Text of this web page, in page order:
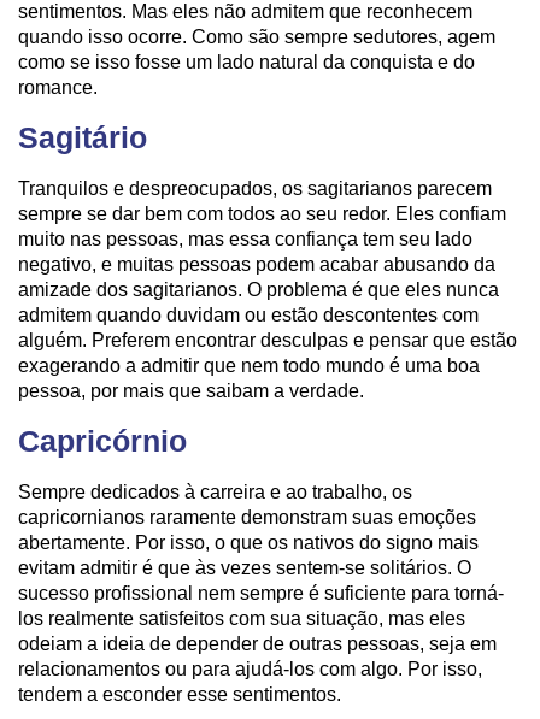
sentimentos. Mas eles não admitem que reconhecem
quando isso ocorre. Como são sempre sedutores, agem
como se isso fosse um lado natural da conquista e do
romance.
Sagitário
Tranquilos e despreocupados, os sagitarianos parecem
sempre se dar bem com todos ao seu redor. Eles confiam
muito nas pessoas, mas essa confiança tem seu lado
negativo, e muitas pessoas podem acabar abusando da
amizade dos sagitarianos. O problema é que eles nunca
admitem quando duvidam ou estão descontentes com
alguém. Preferem encontrar desculpas e pensar que estão
exagerando a admitir que nem todo mundo é uma boa
pessoa, por mais que saibam a verdade.
Capricórnio
Sempre dedicados à carreira e ao trabalho, os
capricornianos raramente demonstram suas emoções
abertamente. Por isso, o que os nativos do signo mais
evitam admitir é que às vezes sentem-se solitários. O
sucesso profissional nem sempre é suficiente para torná-
los realmente satisfeitos com sua situação, mas eles
odeiam a ideia de depender de outras pessoas, seja em
relacionamentos ou para ajudá-los com algo. Por isso,
tendem a esconder esse sentimentos.